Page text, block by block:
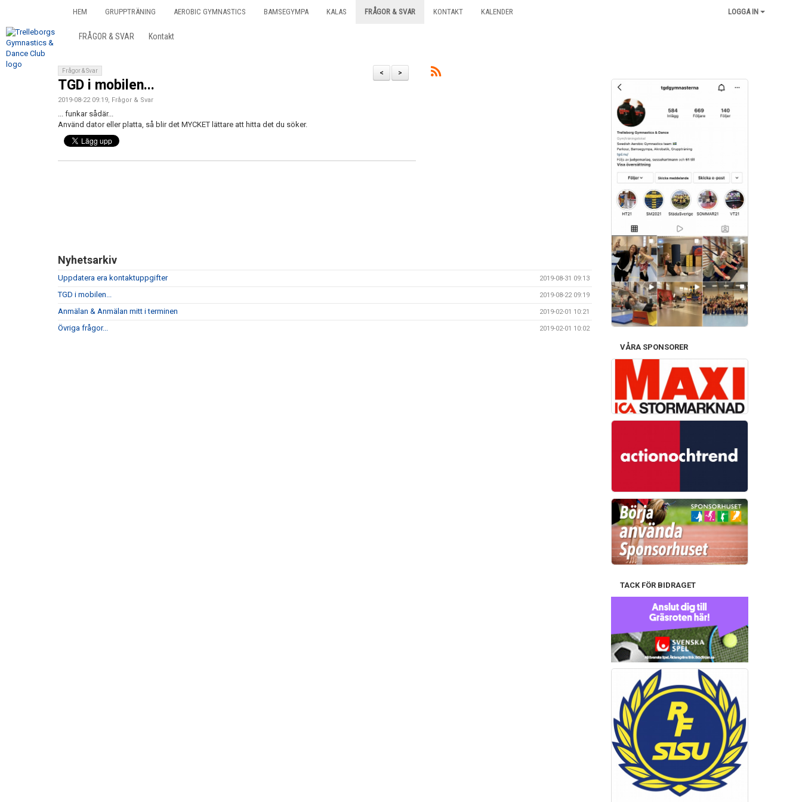
HEM GRUPPTRÄNING AEROBIC GYMNASTICS BAMSEGYMPA KALAS FRÅGOR & SVAR KONTAKT KALENDER LOGGA IN
FRÅGOR & SVAR Kontakt
>
<
Frågor & Svar
TGD i mobilen...
2019-08-22 09:19, Frågor & Svar
... funkar sådär...
Använd dator eller platta, så blir det MYCKET lättare att hitta det du söker.
Nyhetsarkiv
Uppdatera era kontaktuppgifter 2019-08-31 09:13
TGD i mobilen... 2019-08-22 09:19
Anmälan & Anmälan mitt i terminen 2019-02-01 10:21
Övriga frågor... 2019-02-01 10:02
VÅRA SPONSORER
TACK FÖR BIDRAGET